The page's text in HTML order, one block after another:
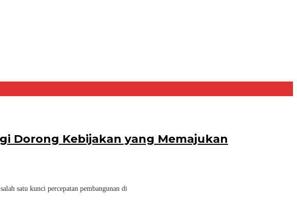
Dorong Kebijakan yang Memajukan
satu kunci percepatan pembangunan di